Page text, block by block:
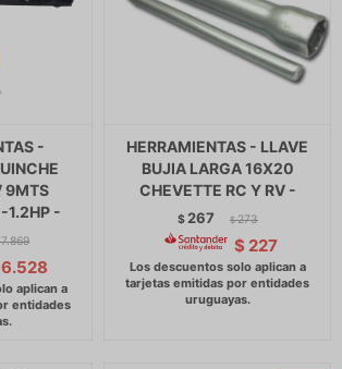
-
9MTS
1.2HP -
7.869
6.528
HERRAMIENTAS - LLAVE
BUJIA LARGA 16X20
CHEVETTE RC Y RV -
$ 267 $ 273
$ 227